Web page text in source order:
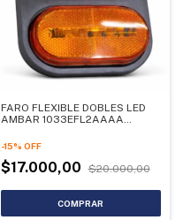
FARO FLEXIBLE DOBLES LED
AMBAR 1033EFL2AAAA
REFLECTIVOS
-15% OFF
$17.000,00 $20.000,00